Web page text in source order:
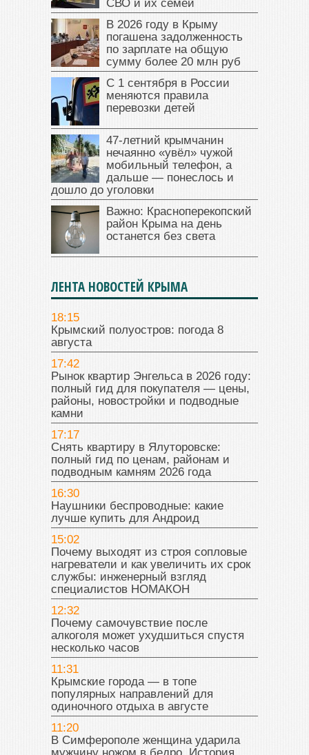
СВО и их семей
В 2026 году в Крыму
погашена задолженность
по зарплате на общую
сумму более 20 млн руб
С 1 сентября в России
меняются правила
перевозки детей
47‑летний крымчанин
нечаянно «увёл» чужой
мобильный телефон, а
дальше — понеслось и
дошло до уголовки
Важно: Красноперекопский
район Крыма на день
останется без света
ЛЕНТА НОВОСТЕЙ КРЫМА
18:15
Крымский полуостров: погода 8
августа
17:42
Рынок квартир Энгельса в 2026 году:
полный гид для покупателя — цены,
районы, новостройки и подводные
камни
17:17
Снять квартиру в Ялуторовске:
полный гид по ценам, районам и
подводным камням 2026 года
16:30
Наушники беспроводные: какие
лучше купить для Андроид
15:02
Почему выходят из строя сопловые
нагреватели и как увеличить их срок
службы: инженерный взгляд
специалистов НОМАКОН
12:32
Почему самочувствие после
алкоголя может ухудшиться спустя
несколько часов
11:31
Крымские города — в топе
популярных направлений для
одиночного отдыха в августе
11:20
В Симферополе женщина ударила